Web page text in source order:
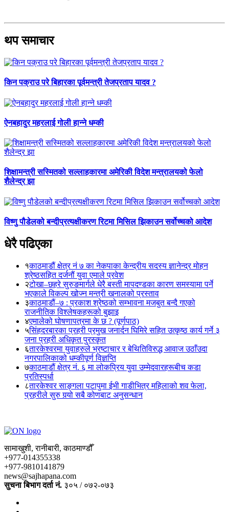
थप समाचार
किन पक्राउ परे बिहारका पूर्वमन्त्री तेजप्रताप यादव ?
ऐनबहादुर महरलाई गोली हान्ने धम्की
शिक्षामन्त्री सस्मितको सल्लाहकारमा अमेरिकी विदेश मन्त्रालयको फेलो
शैलेन्द्र झा
विष्णु पौडेलको बन्दीप्रत्यक्षीकरण रिटमा मिसिल झिकाउन सर्वोच्चको आदेश
धेरै पढिएका
१काठमाडौं क्षेत्र नं ७ का नेकपाका केन्द्रीय सदस्य ज्ञानेन्द्र मोहन
श्रेष्ठसहित दर्जनौं युवा एमाले प्रवेश
२टोखा–छहरे सुरुङमार्गले धेरै बस्ती मापदण्डका कारण समस्यामा पर्ने
भएकाले विकल्प खोज्न मन्त्री खनालको प्रस्ताव
३काठमाडौं–७ : प्रकाश श्रेष्ठको सम्भावना मजबुत बन्दै गएको
राजनीतिक विश्लेषकहरूको बुझाइ
४एमालेको घोषणापत्रमा के छ ? (पूर्णपाठ)
५सिंहदरबारका प्रहरी प्रमुख जनार्दन घिमिरे सहित उत्कृष्ठ कार्य गर्ने ३
जना प्रहरी अधिकृत पुरस्कृत
६तारकेश्वरमा युवाहरुले भ्रष्टाचार र बेथितिविरुद्ध आवाज उठाँउदा
नगरपालिकाको धम्कीपूर्ण विज्ञप्ति
७काठमाडौं क्षेत्र नं. ६ मा लोकप्रिय युवा उम्मेदवारहरूबीच कडा
प्रतिस्पर्धा
८तारकेश्वर साङ्गला पटापुमा ईभी गाडीभित्र महिलाको शव फेला,
प्रहरीले सुरु गर्‍यो सबै कोणबाट अनुसन्धान
सामाखुशी, रानीबारी, काठमाण्डौँ
+977-014355338
+977-9810141879
news@sajhapana.com
सुचना बिभाग दर्ता नं. ३०५ / ०७२-०७३